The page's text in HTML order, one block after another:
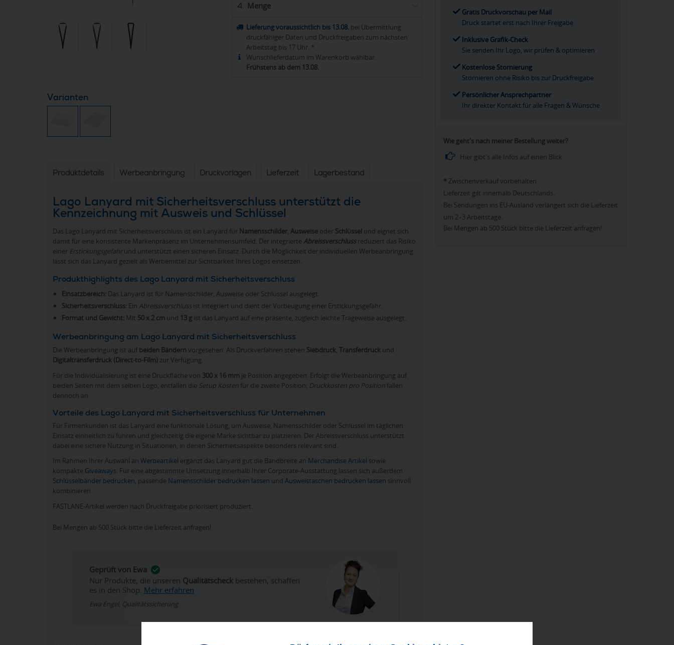
4. Menge
Lieferung voraussichtlich bis 13.08. bei Übermittlung
druckfähiger Daten und Druckfreigaben zum nächsten
Arbeitstag bis 17 Uhr. *
Wunschlieferdatum im Warenkorb wählbar.
Frühstens ab dem 13.08.
Varianten
Produktdetails Werbeanbringung Druckvorlagen Lieferzeit Lagerbestand
Lago Lanyard mit Sicherheitsverschluss unterstützt die
Kennzeichnung mit Ausweis und Schlüssel
Das Lago Lanyard mit Sicherheitsverschluss ist ein Lanyard für Namensschilder, Ausweise oder Schlüssel und eignet sich
damit für eine konsistente Markenpräsenz im Unternehmensumfeld. Der integrierte Abreissverschlussreduziert das Risiko
einer Erstickungsgefahrund unterstützt einen sicheren Einsatz. Durch die Möglichkeit der individuellen Werbeanbringung
lässt sich das Lanyard gezielt als Werbemittel zur Sichtbarkeit Ihres Logos einsetzen.
Produkthighlights des Lago Lanyard mit Sicherheitsverschluss
Einsatzbereich: Das Lanyard ist für Namensschilder, Ausweise oder Schlüssel ausgelegt.
Sicherheitsverschluss: Ein Abreissverschlussist integriert und dient der Vorbeugung einer Erstickungsgefahr.
Format und Gewicht: Mit 50 x 2 cm und 13 g ist das Lanyard auf eine präsente, zugleich leichte Trageweise ausgelegt.
Werbeanbringung am Lago Lanyard mit Sicherheitsverschluss
Die Werbeanbringung ist auf beiden Bändern vorgesehen. Als Druckverfahren stehen Siebdruck, Transferdruck und
Digitaltransferdruck (Direct-to-Film) zur Verfügung.
Für die Individualisierung ist eine Druckfläche von 300 x 16 mm je Position angegeben. Erfolgt die Werbeanbringung auf
beiden Seiten mit dem selben Logo, entfallen die Setup Kostenfür die zweite Position; Druckkosten pro Positionfallen
dennoch an.
Vorteile des Lago Lanyard mit Sicherheitsverschluss für Unternehmen
Für Firmenkunden ist das Lanyard eine funktionale Lösung, um Ausweise, Namensschilder oder Schlüssel im täglichen
Einsatz einheitlich zu führen und gleichzeitig die eigene Marke sichtbar zu platzieren. Der Abreissverschluss unterstützt
dabei eine sichere Nutzung in Situationen, in denen Sicherheitsaspekte besonders relevant sind.
Im Rahmen Ihrer Auswahl an Werbeartikel ergänzt das Lanyard gut die Bandbreite an Merchandise Artikel sowie
kompakte Giveaways. Für eine abgestimmte Umsetzung innerhalb Ihrer Corporate-Ausstattung lassen sich außerdem
Schlüsselbänder bedrucken, passende Namensschilder bedrucken lassen und Ausweistaschen bedrucken lassen sinnvoll
kombinieren.
FASTLANE-Artikel werden nach Druckfreigabe priorisiert produziert.
Bei Mengen ab 500 Stück bitte die Lieferzeit anfragen!
Geprüft von Ewa
Nur Produkte, die unseren Qualitätscheckbestehen, schaffen
es in den Shop. Mehr erfahren
Ewa Engel, Qualitätssicherung
Gratis Druckvorschau per Mail
Druck startet erst nach Ihrer Freigabe
Inklusive Grafik-Check
Sie senden Ihr Logo, wir prüfen & optimieren
Kostenlose Stornierung
Stornieren ohne Risiko bis zur Druckfreigabe
Persönlicher Ansprechpartner
Ihr direkter Kontakt für alle Fragen & Wünsche
Wie geht's nach meiner Bestellung weiter?
Hier gibt's alle Infos auf einen Blick
* Zwischenverkauf vorbehalten
Lieferzeit gilt innerhalb Deutschlands.
Bei Sendungen ins EU-Ausland verlängert sich die Lieferzeit
um 2–3 Arbeitstage.
Bei Mengen ab 500 Stück bitte die Lieferzeit anfragen!